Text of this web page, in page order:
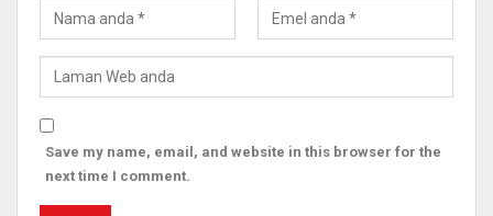
Save my name, email, and website in this browser for the
next time I comment.